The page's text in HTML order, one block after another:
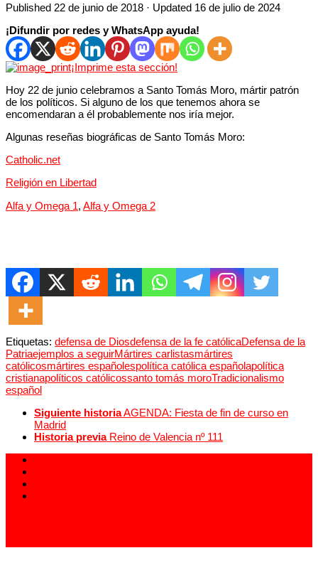
Published 22 de junio de 2018 · Updated 16 de julio de 2024
¡Difundir por redes y WhatsApp ayuda!
¡Imprime esta sección!
Hoy 22 de junio celebramos a Santo Tomás Moro, mártir patrón
de los políticos. Si alguno de los que tenemos ahora se
encomendaran a él probablemente nos iría mejor.
Algunas reseñas biográficas de Santo Tomás Moro:
Catholic.net
Religión en Libertad
Alfa y Omega 1, Alfa y Omega 2
Etiquetas: defensa de Diosdefensa de la fe católicaDefensa de la
Patriaejemplos a seguirMártires carlistasmártires
católicosmártires españolespolítica católica españolapolítica
cristianapolíticos católicossanto tomás moroTradicionalismo
español
Siguiente historiaAGENDA: Fiesta de fin de curso en
Madrid
Historia previa Reino de Valencia nº 111